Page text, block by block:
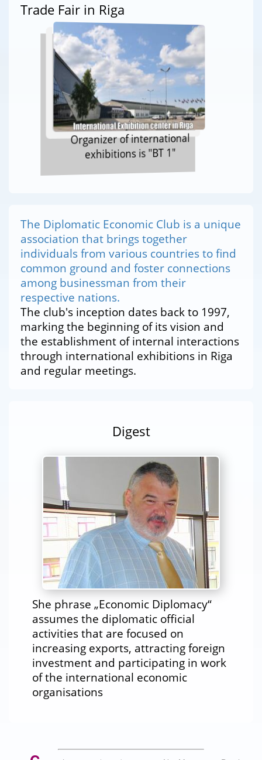
Trade Fair in Riga
Organizer of international
exhibitions is "BT 1"
The Diplomatic Economic Club is a unique
association that brings together
individuals from various countries to find
common ground and foster connections
among businessman from their
respective nations.
The club's inception dates back to 1997,
marking the beginning of its vision and
the establishment of internal interactions
through international exhibitions in Riga
and regular meetings.
Digest
She phrase „Economic Diplomacy“
assumes the diplomatic official
activities that are focused on
increasing exports, attracting foreign
investment and participating in work
of the international economic
organisations